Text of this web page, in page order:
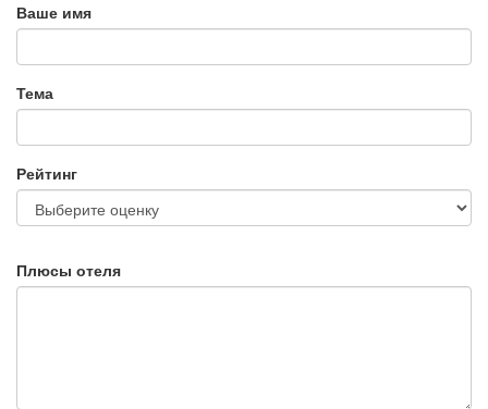
Ваше имя
Тема
Рейтинг
Плюсы отеля